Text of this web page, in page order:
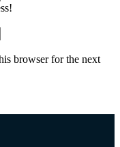
browser for the next